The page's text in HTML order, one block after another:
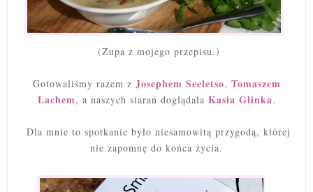
(Zupa z mojego przepisu.)
Gotowaliśmy razem z Josephem Seeletso, Tomaszem
Lachem, a naszych starań doglądała Kasia Glinka.
Dla mnie to spotkanie było niesamowitą przygodą, której
nie zapomnę do końca życia.